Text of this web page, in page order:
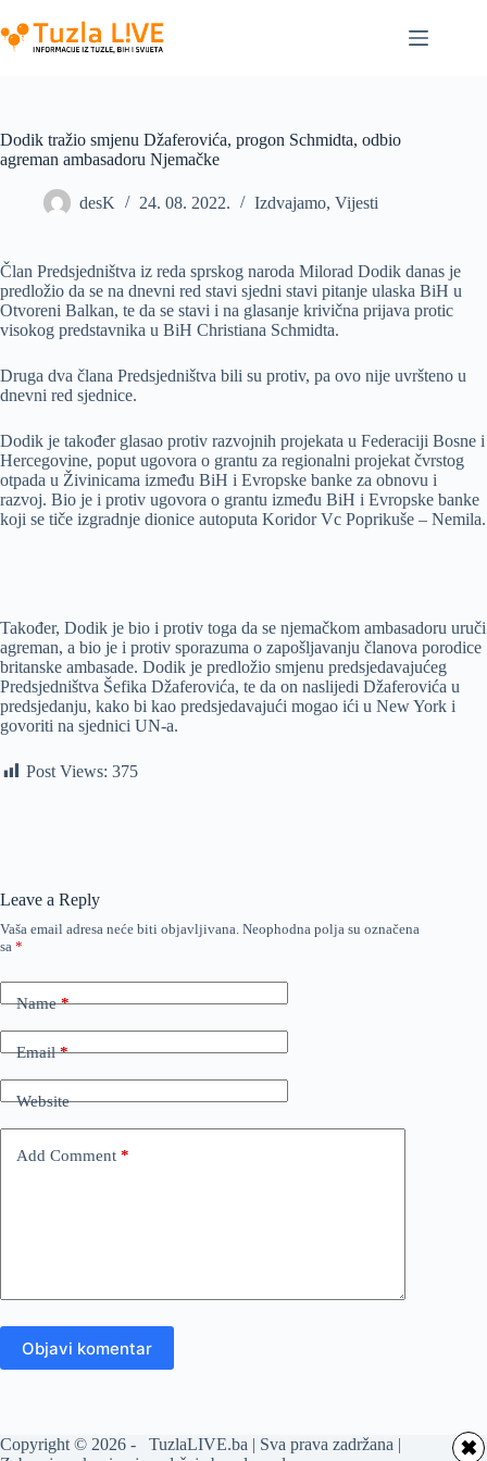
to
content
Dodik tražio smjenu Džaferovića, progon Schmidta, odbio
agreman ambasadoru Njemačke
desK 24. 08. 2022. Izdvajamo, Vijesti
Član Predsjedništva iz reda sprskog naroda Milorad Dodik danas je
predložio da se na dnevni red stavi sjedni stavi pitanje ulaska BiH u
Otvoreni Balkan, te da se stavi i na glasanje krivična prijava protic
visokog predstavnika u BiH Christiana Schmidta.
Druga dva člana Predsjedništva bili su protiv, pa ovo nije uvršteno u
dnevni red sjednice.
Dodik je također glasao protiv razvojnih projekata u Federaciji Bosne i
Hercegovine, poput ugovora o grantu za regionalni projekat čvrstog
otpada u Živinicama između BiH i Evropske banke za obnovu i
razvoj. Bio je i protiv ugovora o grantu između BiH i Evropske banke
koji se tiče izgradnje dionice autoputa Koridor Vc Poprikuše – Nemila.
Također, Dodik je bio i protiv toga da se njemačkom ambasadoru uruči
agreman, a bio je i protiv sporazuma o zapošljavanju članova porodice
britanske ambasade. Dodik je predložio smjenu predsjedavajućeg
Predsjedništva Šefika Džaferovića, te da on naslijedi Džaferovića u
predsjedanju, kako bi kao predsjedavajući mogao ići u New York i
govoriti na sjednici UN-a.
Post Views: 375
Leave a Reply
Vaša email adresa neće biti objavljivana. Neophodna polja su označena
sa *
Name*
Email*
Website
Add Comment *
Objavi komentar
Copyright © 2026 - TuzlaLIVE.ba | Sva prava zadržana |
✖